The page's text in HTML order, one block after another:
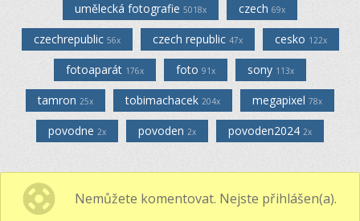
umělecká fotografie 5018x czech 69x
czechrepublic 56x czech republic 47x cesko 122x
fotoaparát 176x foto 91x sony 113x
tamron 25x tobimachacek 204x megapixel 78x
povodne 2x povoden 2x povoden2024 2x
Nemůžete komentovat. Nejste přihlášen(a).